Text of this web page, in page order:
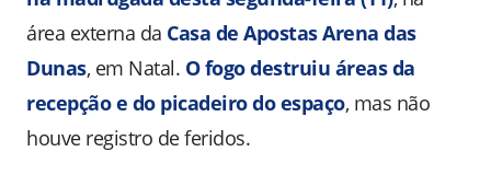
área externa da Casa de Apostas Arena das
Dunas, em Natal. O fogo destruiu áreas da
recepção e do picadeiro do espaço, mas não
houve registro de feridos.